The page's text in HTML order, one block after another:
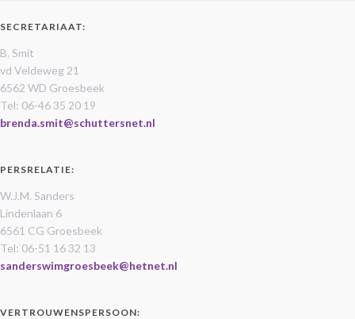
SECRETARIAAT:
B. Smit
vd Veldeweg 21
6562 WD Groesbeek
Tel: 06-46 35 20 19
brenda.smit@schuttersnet.nl
PERSRELATIE:
W.J.M. Sanders
Lindenlaan 6
6561 CG Groesbeek
Tel: 06-51 16 32 13
sanderswimgroesbeek@hetnet.nl
VERTROUWENSPERSOON: